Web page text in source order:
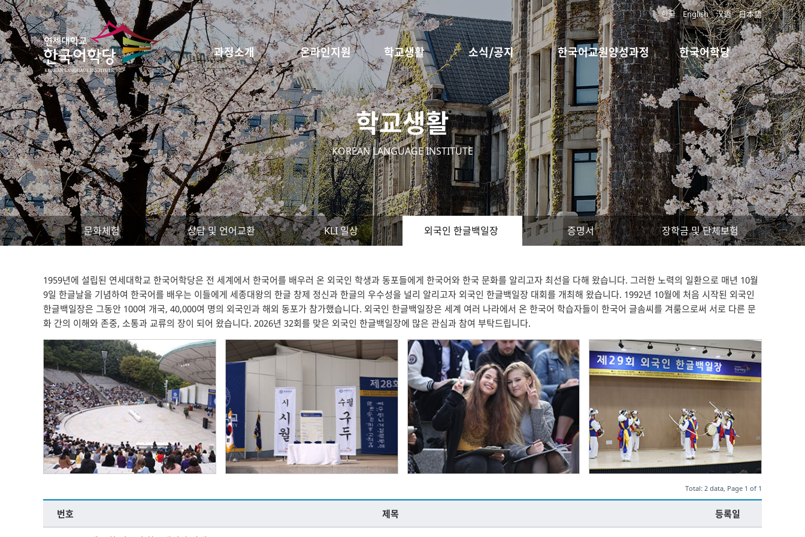
한글 English 汉语 日本語
과정소개 온라인지원 학교생활 소식/공지 한국어교원양성과정 한국어학당
학교생활
KOREAN LANGUAGE INSTITUTE
문화체험 상담 및 언어교환 KLI 일상 외국인 한글백일장 증명서 장학금 및 단체보험
1959년에 설립된 연세대학교 한국어학당은 전 세계에서 한국어를 배우러 온 외국인 학생과 동포들에게 한국어와 한국 문화를 알리고자 최선을 다해 왔습니다. 그러한 노력의 일환으로 매년 10월
9일 한글날을 기념하여 한국어를 배우는 이들에게 세종대왕의 한글 창제 정신과 한글의 우수성을 널리 알리고자 외국인 한글백일장 대회를 개최해 왔습니다. 1992년 10월에 처음 시작된 외국인
한글백일장은 그동안 100여 개국, 40,000여 명의 외국인과 해외 동포가 참가했습니다. 외국인 한글백일장은 세계 여러 나라에서 온 한국어 학습자들이 한국어 글솜씨를 겨룸으로써 서로 다른 문
화 간의 이해와 존중, 소통과 교류의 장이 되어 왔습니다. 2026년 32회를 맞은 외국인 한글백일장에 많은 관심과 참여 부탁드립니다.
Total: 2 data, Page 1 of 1
번호 제목 등록일